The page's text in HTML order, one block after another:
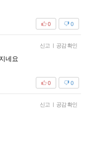
0
0
신고 | 공감 확인
네요
0
0
신고 | 공감 확인